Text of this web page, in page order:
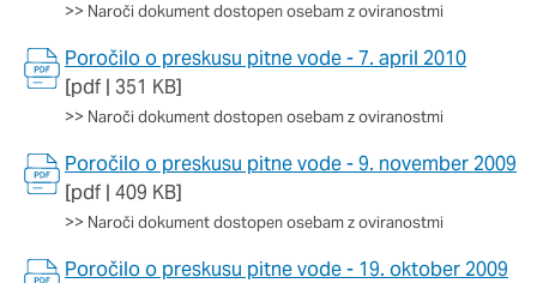
>> Naroči dokument dostopen osebam z oviranostmi
Poročilo o preskusu pitne vode - 7. april 2010
[pdf | 351 KB]
>> Naroči dokument dostopen osebam z oviranostmi
Poročilo o preskusu pitne vode - 9. november 2009
[pdf | 409 KB]
>> Naroči dokument dostopen osebam z oviranostmi
Poročilo o preskusu pitne vode - 19. oktober 2009